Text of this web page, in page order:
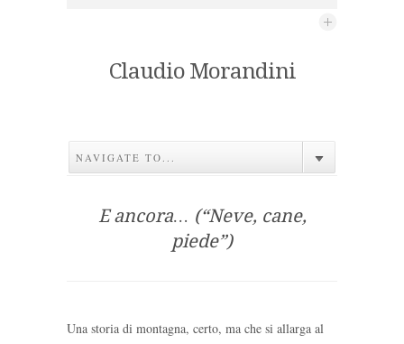
Claudio Morandini
NAVIGATE TO...
E ancora… (“Neve, cane,
piede”)
Una storia di montagna, certo, ma che si allarga al